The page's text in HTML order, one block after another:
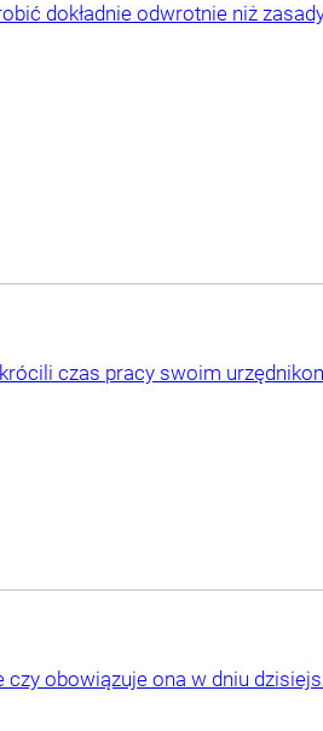
dokładnie odwrotnie niż
czas pracy swoim
obowiązuje ona w dniu